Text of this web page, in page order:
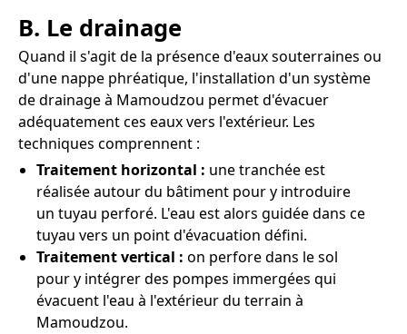
B. Le drainage
Quand il s'agit de la présence d'eaux souterraines ou
d'une nappe phréatique, l'installation d'un système
de drainage à Mamoudzou permet d'évacuer
adéquatement ces eaux vers l'extérieur. Les
techniques comprennent :
Traitement horizontal : une tranchée est
réalisée autour du bâtiment pour y introduire
un tuyau perforé. L'eau est alors guidée dans ce
tuyau vers un point d'évacuation défini.
Traitement vertical : on perfore dans le sol
pour y intégrer des pompes immergées qui
évacuent l'eau à l'extérieur du terrain à
Mamoudzou.